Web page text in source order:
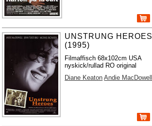
UNSTRUNG HEROES
(1995)
Filmaffisch 68x102cm USA
nyskick/rullad RO original
Diane Keaton Andie MacDowell